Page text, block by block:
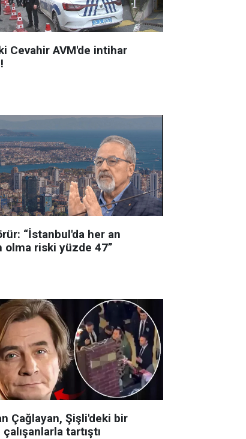
Cevahir AVM'de intihar
“İstanbul'da her an
olma riski yüzde 47”
Çağlayan, Şişli'deki bir
çalışanlarla tartıştı